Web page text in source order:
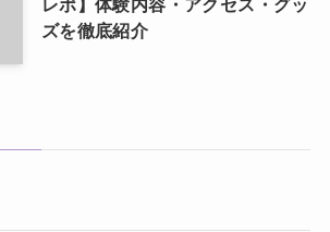
レポ】体験内容・アクセス・グッ
ズを徹底紹介